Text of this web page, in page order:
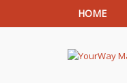
HOME